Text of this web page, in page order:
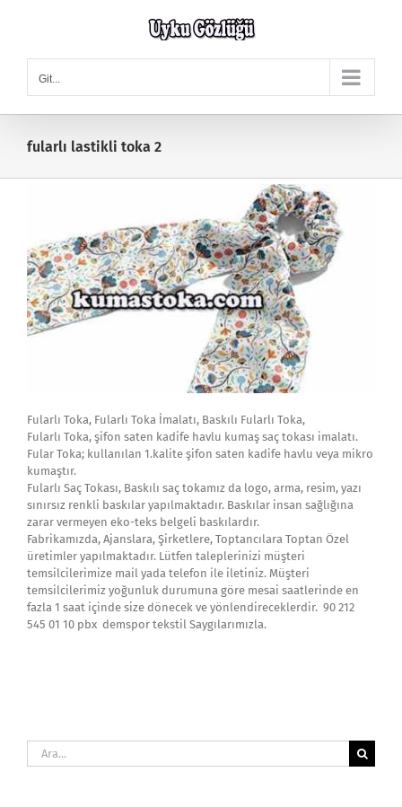
Git...
fularlı lastikli toka 2
Fularlı Toka, Fularlı Toka İmalatı, Baskılı Fularlı Toka,
Fularlı Toka, şifon saten kadife havlu kumaş saç tokası imalatı.
Fular Toka; kullanılan 1.kalite şifon saten kadife havlu veya mikro
kumaştır.
Fularlı Saç Tokası, Baskılı saç tokamız da logo, arma, resim, yazı
sınırsız renkli baskılar yapılmaktadır. Baskılar insan sağlığına
zarar vermeyen eko-teks belgeli baskılardır.
Fabrikamızda, Ajanslara, Şirketlere, Toptancılara Toptan Özel
üretimler yapılmaktadır. Lütfen taleplerinizi müşteri
temsilcilerimize mail yada telefon ile iletiniz. Müşteri
temsilcilerimiz yoğunluk durumuna göre mesai saatlerinde en
fazla 1 saat içinde size dönecek ve yönlendireceklerdir. 90 212
545 01 10 pbx demspor tekstil Saygılarımızla.
Ara: